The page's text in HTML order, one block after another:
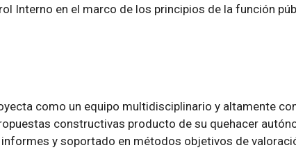
Interno en el marco de los principios de la función
como un equipo multidisciplinario y altamente
constructivas producto de su quehacer
y soportado en métodos objetivos de